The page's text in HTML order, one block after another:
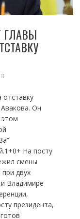
ГЛАВЫ
отставку
Он
На посту
смены
двух
Владимире
президента,